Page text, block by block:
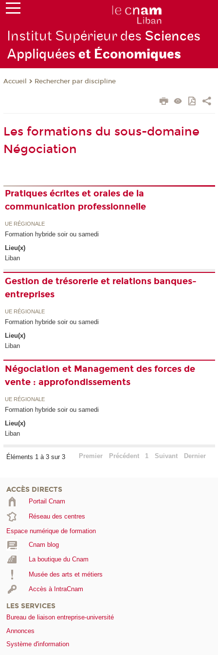
Institut Supérieur des Sciences
Appliquéeset Économiques
Accueil Rechercher par discipline
Les formations du sous-domaine
Négociation
Pratiques écrites et orales de la
communication professionnelle
UE RÉGIONALE
Formation hybride soir ou samedi
Lieu(x)
Liban
Gestion de trésorerie et relations banques-
entreprises
UE RÉGIONALE
Formation hybride soir ou samedi
Lieu(x)
Liban
Négociation et Management des forces de
vente : approfondissements
UE RÉGIONALE
Formation hybride soir ou samedi
Lieu(x)
Liban
Éléments 1 à 3 sur 3 Premier Précédent 1 Suivant Dernier
ACCÈS DIRECTS
Portail Cnam
Réseau des centres
Espace numérique de formation
Cnam blog
La boutique du Cnam
Musée des arts et métiers
Accès à IntraCnam
LES SERVICES
Bureau de liaison entreprise-université
Annonces
Système d'information